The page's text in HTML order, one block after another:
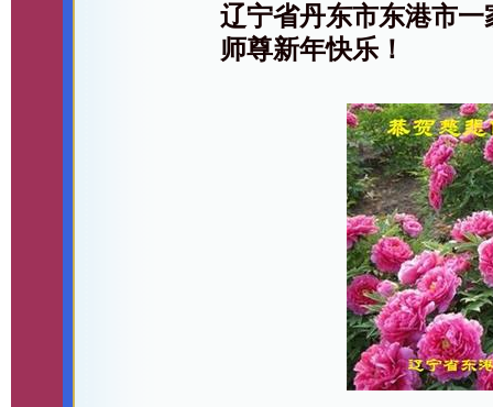
辽宁省丹东市东港市
师尊新年快乐！